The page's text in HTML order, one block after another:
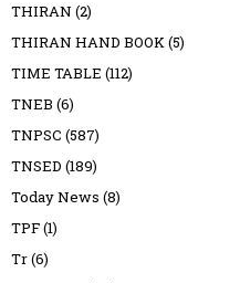
THIRAN (2)
THIRAN HAND BOOK(5)
TIME TABLE (112)
TNEB (6)
TNPSC (587)
TNSED (189)
Today News (8)
TPF(1)
Tr(6)